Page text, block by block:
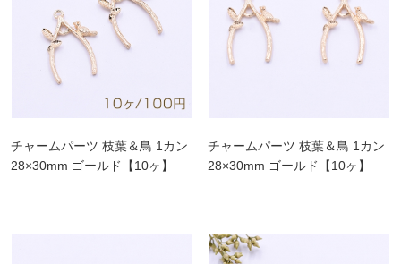
チャームパーツ 枝葉＆鳥 1カン
28×30mm ゴールド【10ヶ】
チャームパーツ 枝葉＆鳥 1カン
28×30mm ゴールド【10ヶ】